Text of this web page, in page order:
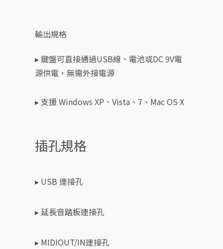
輸出規格
▸ 鍵盤可直接通過USB線、電池或DC 9V電
源供電，無需外接電源
▸ 支援 Windows XP、Vista 、 7 、 Mac OS X
插孔規格
▸ USB 連接孔
▸ 延長音踏板連接孔
▸ MIDIOUT/IN連接孔